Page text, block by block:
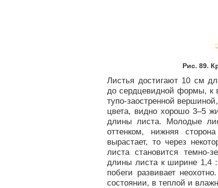
Рис. 89.
Листья достигают 10 см
до сердцевидной формы, к
тупо-заостренной
цвета, видно хорошо 3–5
длины листа. Молодые
оттенком, нижняя
вырастает, то через
листа становится темно-
длины листа к ширине 1,4 :
побеги развивает
состоянии, в теплой и